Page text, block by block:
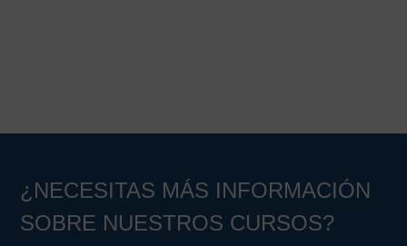
¿NECESITAS MÁS INFORMACIÓN
SOBRE NUESTROS CURSOS?